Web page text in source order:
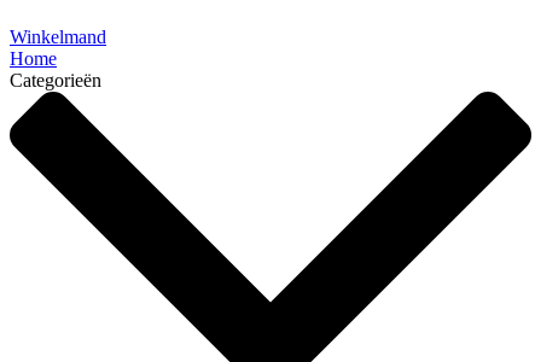
Winkelmand
Home
Categorieën